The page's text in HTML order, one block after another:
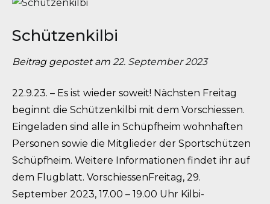
Schützenkilbi
Beitrag gepostet am 22. September 2023
22.9.23. – Es ist wieder soweit! Nächsten Freitag
beginnt die Schützenkilbi mit dem Vorschiessen.
Eingeladen sind alle in Schüpfheim wohnhaften
Personen sowie die Mitglieder der Sportschützen
Schüpfheim. Weitere Informationen findet ihr auf
dem Flugblatt. VorschiessenFreitag, 29.
September 2023, 17.00 – 19.00 Uhr Kilbi-